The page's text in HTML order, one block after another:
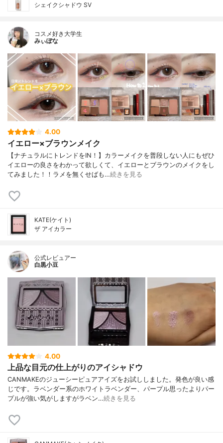
シェイクシャドウ SV
コスメ好き大学生
みぃぽな
4.00
イエロー×ブラウンメイク
【ナチュラルにトレンドをIN！】カラーメイクを普段しない人にもぜひ
イエローの良さをわかって欲しくて、イエローとブラウンのメイクをし
てみました！！ラメを無くせばも…続きを見る
KATE(ケイト)
ザ アイカラー
公式レビュアー
白黒小豆
4.00
上品な目元の仕上がりのアイシャドウ
CANMAKEのジューシーピュアアイズをお試ししました。発色が良い感
じです。ラベンダー系のホワイトラベンダー、パープル思ったよりパー
プルが強い気がしますがラベン…続きを見る